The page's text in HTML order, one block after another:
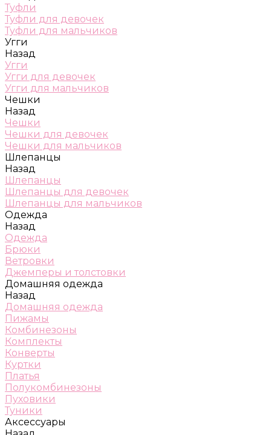
Туфли
Туфли для девочек
Туфли для мальчиков
Угги
Назад
Угги
Угги для девочек
Угги для мальчиков
Чешки
Назад
Чешки
Чешки для девочек
Чешки для мальчиков
Шлепанцы
Назад
Шлепанцы
Шлепанцы для девочек
Шлепанцы для мальчиков
Одежда
Назад
Одежда
Брюки
Ветровки
Джемперы и толстовки
Домашняя одежда
Назад
Домашняя одежда
Пижамы
Комбинезоны
Комплекты
Конверты
Куртки
Платья
Полукомбинезоны
Пуховики
Туники
Аксессуары